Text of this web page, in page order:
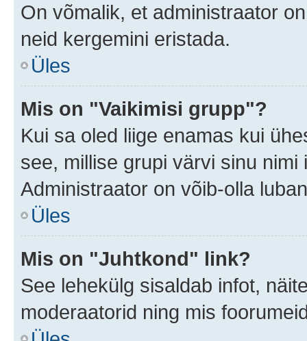
On võmalik, et administraator
neid kergemini eristada.
Üles
Mis on "Vaikimisi grupp"?
Kui sa oled liige enamas kui
see, millise grupi värvi sinu
Administraator on võib-olla
Üles
Mis on "Juhtkond" link?
See lehekülg sisaldab infot,
moderaatorid ning mis